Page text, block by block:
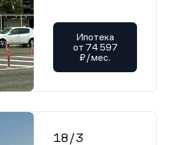
Ипотека
от 74 597
₽/мес.
18/3